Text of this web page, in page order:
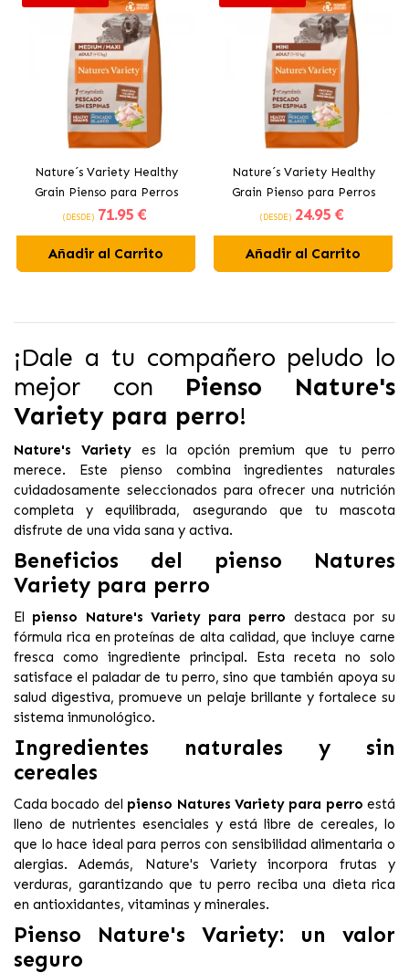
Nature´s Variety Healthy
Grain Pienso para Perros
Medianos y Grandes con
(DESDE) 71.95 €
Añadir al Carrito
Nature´s Variety Healthy
Grain Pienso para Perros
Pequeños con Pescado
(DESDE) 24.95 €
Añadir al Carrito
¡Dale a tu compañero peludo lo
mejor con Pienso Nature's
Variety para perro!
Nature's Varietyes la opción premium que tu perro
merece. Este pienso combina ingredientes naturales
cuidadosamente seleccionados para ofrecer una nutrición
completa y equilibrada, asegurando que tu mascota
disfrute de una vida sana y activa.
Beneficios del pienso Natures
Variety para perro
El pienso Nature's Variety para perro destaca por su
fórmula rica en proteínas de alta calidad, que incluye carne
fresca como ingrediente principal. Esta receta no solo
satisface el paladar de tu perro, sino que también apoya su
salud digestiva, promueve un pelaje brillante y fortalece su
sistema inmunológico.
Ingredientes naturales y sin
cereales
Cada bocado del pienso Natures Variety para perro está
lleno de nutrientes esenciales y está libre de cereales, lo
que lo hace ideal para perros con sensibilidad alimentaria o
alergias. Además, Nature's Variety incorpora frutas y
verduras, garantizando que tu perro reciba una dieta rica
en antioxidantes, vitaminas y minerales.
Pienso Nature's Variety: un valor
seguro